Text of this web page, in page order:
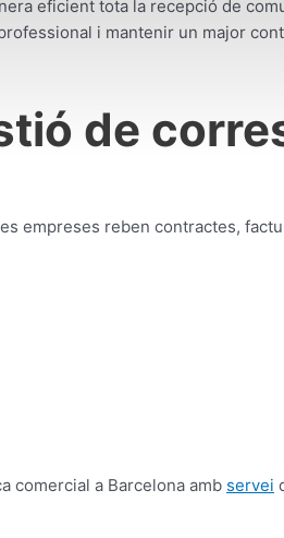
eficient tota la recepció de
i mantenir un major
de
empreses reben contractes,
comercial a Barcelona amb servei